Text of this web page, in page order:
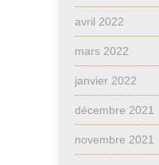
avril 2022
mars 2022
janvier 2022
décembre 2021
novembre 2021